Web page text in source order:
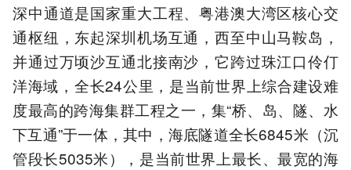
深中通道是国家重大工程、粤港澳大湾区核心交
通枢纽，东起深圳机场互通，西至中山马鞍岛，
并通过万顷沙互通北接南沙，它跨过珠江口伶仃
洋海域，全长24公里，是当前世界上综合建设难
度最高的跨海集群工程之一，集“桥、岛、隧、水
下互通”于一体，其中，海底隧道全长6845米（沉
管段长5035米），是当前世界上最长、最宽的海